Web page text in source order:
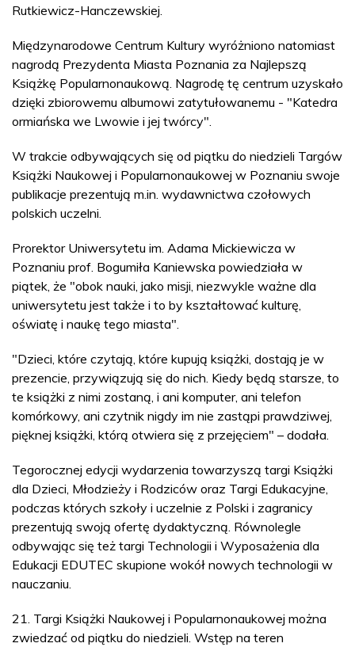
Rutkiewicz-Hanczewskiej.
Międzynarodowe Centrum Kultury wyróżniono natomiast
nagrodą Prezydenta Miasta Poznania za Najlepszą
Książkę Popularnonaukową. Nagrodę tę centrum uzyskało
dzięki zbiorowemu albumowi zatytułowanemu - "Katedra
ormiańska we Lwowie i jej twórcy".
W trakcie odbywających się od piątku do niedzieli Targów
Książki Naukowej i Popularnonaukowej w Poznaniu swoje
publikacje prezentują m.in. wydawnictwa czołowych
polskich uczelni.
Prorektor Uniwersytetu im. Adama Mickiewicza w
Poznaniu prof. Bogumiła Kaniewska powiedziała w
piątek, że "obok nauki, jako misji, niezwykle ważne dla
uniwersytetu jest także i to by kształtować kulturę,
oświatę i naukę tego miasta".
"Dzieci, które czytają, które kupują książki, dostają je w
prezencie, przywiązują się do nich. Kiedy będą starsze, to
te książki z nimi zostaną, i ani komputer, ani telefon
komórkowy, ani czytnik nigdy im nie zastąpi prawdziwej,
pięknej książki, którą otwiera się z przejęciem" – dodała.
Tegorocznej edycji wydarzenia towarzyszą targi Książki
dla Dzieci, Młodzieży i Rodziców oraz Targi Edukacyjne,
podczas których szkoły i uczelnie z Polski i zagranicy
prezentują swoją ofertę dydaktyczną. Równolegle
odbywając się też targi Technologii i Wyposażenia dla
Edukacji EDUTEC skupione wokół nowych technologii w
nauczaniu.
21. Targi Książki Naukowej i Popularnonaukowej można
zwiedzać od piątku do niedzieli. Wstęp na teren